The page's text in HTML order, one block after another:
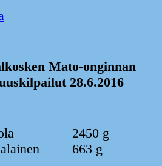
Mato-onginnan
28.6.2016
Arola 2450 g
663 g